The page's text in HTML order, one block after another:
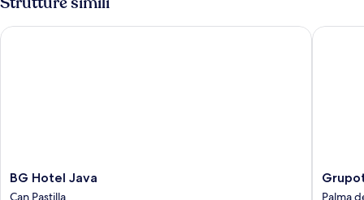
BED
BG
Hotel
BG Hotel Java
Can Pastilla
BG Hotel Java
Taurus
Palma